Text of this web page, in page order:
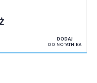
DODAJ
DO NOTATNIKA